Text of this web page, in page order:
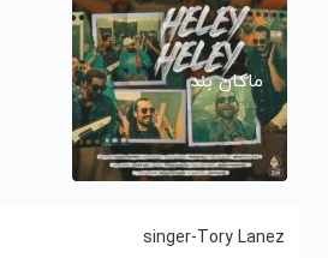
ماکان بند
singer-Tory Lanez